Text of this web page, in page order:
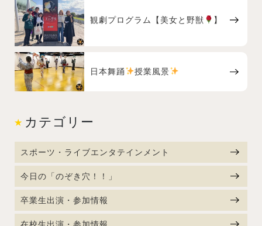
観劇プログラム【美女と野獣 】
日本舞踊 授業風景
カテゴリー
スポーツ・ライブエンタテインメント
今日の「のぞき穴！！」
卒業生出演・参加情報